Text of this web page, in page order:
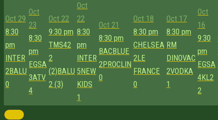
Oct 29
8:30
pm
INTER
2BALU
0
Oct
23
8:30
pm
EGSA
3ATV
4
Oct 22
9:30 pm
TMS42
2
(2)BALU
2 (3)
Oct
22
8:30
pm
INTER
5NEW
KIDS
1
Oct 21
8:30 pm
BACBLUE
2PROCLIN
0
Oct 18
8:30 pm
CHELSEA
2LE
FRANCE
0
Oct 17
8:30 pm
RM
DINOVAC
2VODKA
1
Oct
16
9:30
pm
EGSA
4KL2
2